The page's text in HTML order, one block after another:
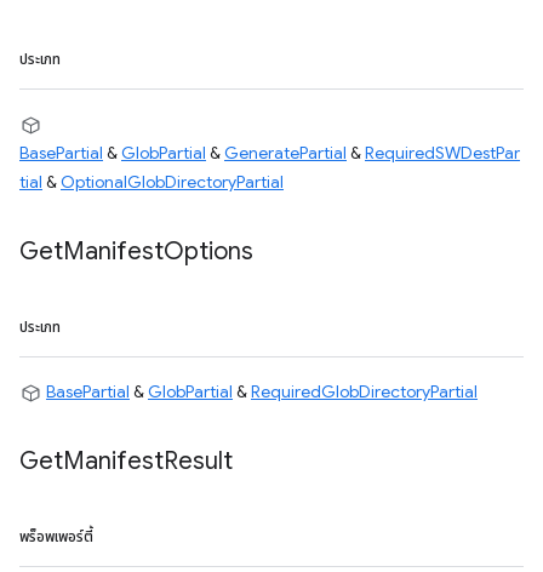
ประเภท
BasePartial &GlobPartial &GeneratePartial &RequiredSWDestPar
tial &OptionalGlobDirectoryPartial
GetManifestOptions
ประเภท
BasePartial &GlobPartial &RequiredGlobDirectoryPartial
GetManifestResult
พร็อพเพอร์ตี้